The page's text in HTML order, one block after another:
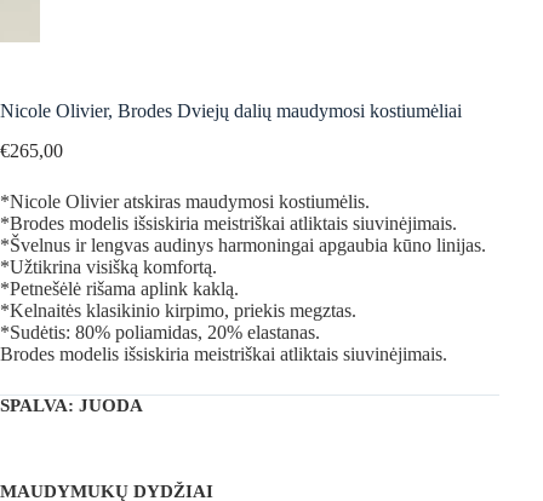
Nicole Olivier, Brodes Dviejų dalių maudymosi kostiumėliai
€265,00
*Nicole Olivier atskiras maudymosi kostiumėlis.
*Brodes modelis išsiskiria meistriškai atliktais siuvinėjimais.
*Švelnus ir lengvas audinys harmoningai apgaubia kūno linijas.
*Užtikrina visišką komfortą.
*Petnešėlė rišama aplink kaklą.
*Kelnaitės klasikinio kirpimo, priekis megztas.
*Sudėtis: 80% poliamidas, 20% elastanas.
Brodes modelis išsiskiria meistriškai atliktais siuvinėjimais.
SPALVA: JUODA
MAUDYMUKŲ DYDŽIAI